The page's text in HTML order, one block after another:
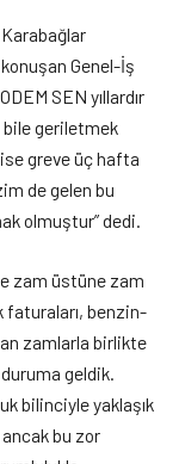
Genel-İş
SEN yıllardır
bile geriletmek
ise greve üç hafta
de gelen bu
olmuştur” dedi.
zam üstüne zam
faturaları, benzin-
zamlarla birlikte
geldik.
bilinciyle yaklaşık
bu zor